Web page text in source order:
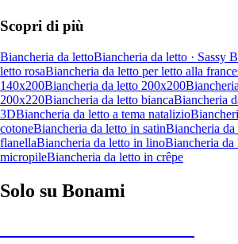
Scopri di più
Biancheria da lettoBiancheria da letto · Sassy B
letto rosaBiancheria da letto per letto alla
140x200Biancheria da letto 200x200
200x220Biancheria da letto biancaBiancheria
3DBiancheria da letto a tema natalizio
cotoneBiancheria da letto in satinBiancheria da
flanellaBiancheria da letto in linoBiancheria da
micropileBiancheria da letto in crêpe
Solo su Bonami